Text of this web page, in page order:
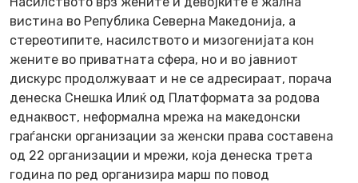
вистина во Република Северна Македонија, а
стереотипите, насилството и мизогенијата кон
жените во приватната сфера, но и во јавниот
дискурс продолжуваат и не се адресираат, порача
денеска Снешка Илиќ од Платформата за родова
еднаквост, неформална мрежа на македонски
граѓански организации за женски права составена
од 22 организации и мрежи, која денеска трета
година по ред организира марш по повод